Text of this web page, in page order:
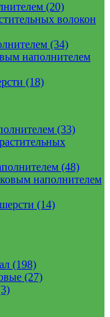
(20)
волокон
(34)
наполнителем
(18)
(33)
(48)
наполнителем
(14)
(198)
(27)